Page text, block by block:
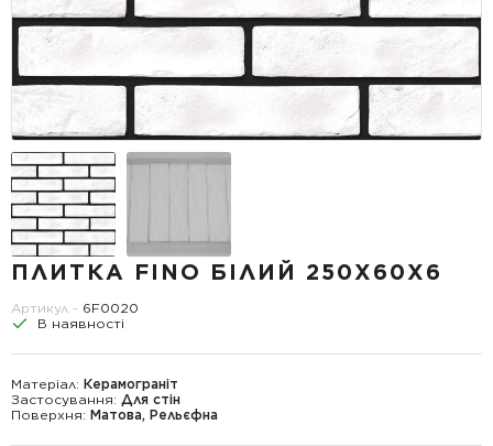
ПЛИТКА FINO БІЛИЙ 250Х60Х6
Артикул - 6F0020
В наявності
Матеріал: Керамограніт
Застосування: Для стін
Поверхня: Матова, Рельєфна